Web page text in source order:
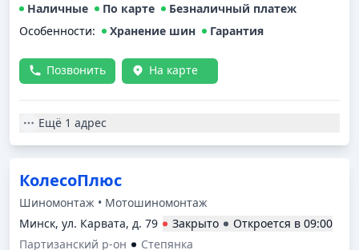
Наличные
По карте
Безналичный платеж
Особенности:
Хранение шин Гарантия
Позвонить На карте
Ещё 1 адрес
КолесоПлюс
Шиномонтаж • Мотошиномонтаж
Минск, ул. Карвата, д. 79
Закрыто Откроется в 09:00
Партизанский р-он
Степянка